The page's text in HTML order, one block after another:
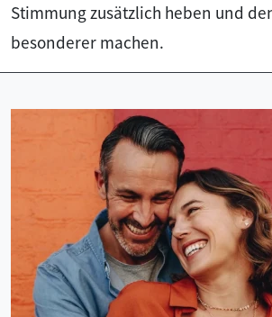
Stimmung zusätzlich heben und
besonderer machen.